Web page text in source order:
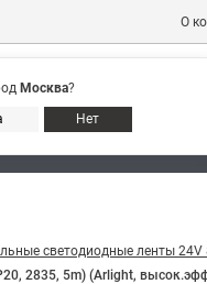
Москва?
Нет
О
светодиодные ленты
2835, 5m) (Arlight,